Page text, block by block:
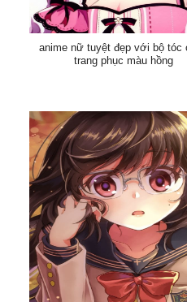
anime nữ tuyệt đẹp với bộ tóc
trang phục màu hồng